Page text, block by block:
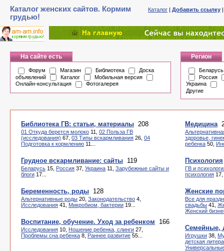
Каталог женских сайтов. Кормим
грудью!
Каталог | Добавить ссылку
На сайте есть
Форум Магазин Библиотека
Доска
объявлений
Каталог
Мобильная версия
Онлайн-консультация
Фотогалерея
Регион
Беларусь
Россия
Украина
Другие
Библиотека ГВ: статьи, материалы 208
01 Откуда берется молоко 11, 02 Польза ГВ
(исследования) 67, 03 Типы вскармливания 26, 04
Подготовка к кормлению 11...
Грудное вскармливание: сайты 119
Беларусь 15, Россия 37, Украина 11, Зарубежные сайты и
блоги 17...
Беременность, роды 128
Альтернативные роды 20, Законодательство 4,
Исследования 41, Микробиом, бактерии 19...
Воспитание, обучение. Уход за ребенком 166
Исследования 10, Ношение ребенка, слинги 27,
Проблемы сна ребенка 8, Раннее развитие 55...
Медицина
здоровье,
ребенка 50,
Психология
ГВ и
психология 17,
Женские
Все для
свадьбы 41,
Женский
Семейные,
Игрушки 38,
детская